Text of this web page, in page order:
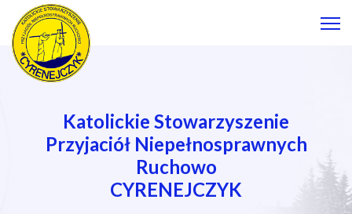
Katolickie Stowarzyszenie
Przyjaciół Niepełnosprawnych
Ruchowo
CYRENEJCZYK